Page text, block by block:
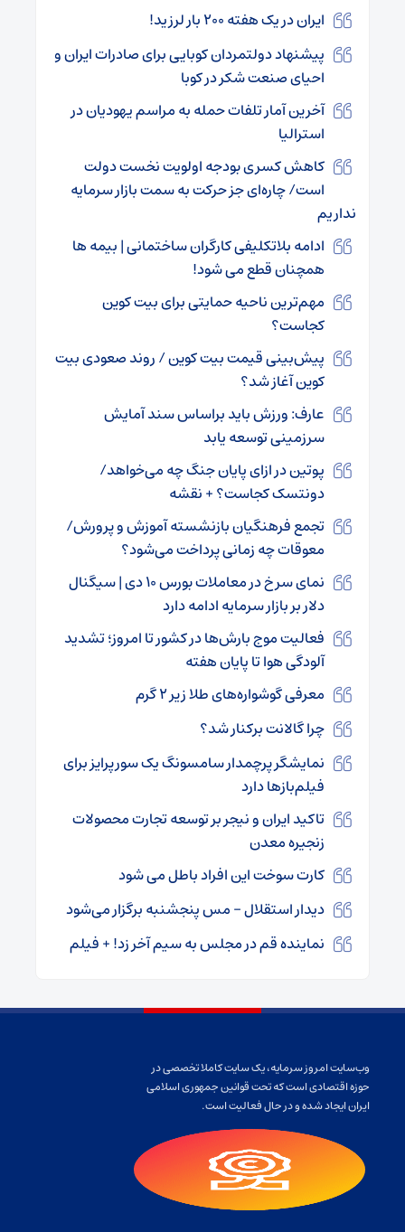
ایران در یک هفته ۲۰۰ بار لرزید!
پیشنهاد دولتمردان کوبایی برای صادرات ایران و
احیای صنعت شکر در کوبا
آخرین آمار تلفات حمله به مراسم یهودیان در
استرالیا
کاهش کسری بودجه اولویت نخست دولت
است/ چاره‌ای جز حرکت به سمت بازار سرمایه
نداریم
ادامه بلاتکلیفی کارگران ساختمانی | بیمه ها
همچنان قطع می شود!
مهم‌ترین ناحیه حمایتی برای بیت کوین
کجاست؟
پیش‌بینی قیمت بیت کوین / روند صعودی بیت
کوین آغاز شد؟
عارف: ورزش باید براساس سند آمایش
سرزمینی توسعه یابد
پوتین در ازای پایان جنگ چه می‌خواهد/
دونتسک کجاست؟ + نقشه
تجمع فرهنگیان بازنشسته آموزش و پرورش/
معوقات چه زمانی پرداخت می‌شود؟
نمای سرخ در معاملات بورس ۱۰ دی | سیگنال
دلار بر بازار سرمایه ادامه دارد
فعالیت موج بارش‌ها در کشور تا امروز؛ تشدید
آلودگی هوا تا پایان هفته
معرفی گوشواره‌های طلا زیر ۲ گرم
چرا گالانت برکنار شد؟
نمایشگر پرچمدار سامسونگ یک سورپرایز برای
فیلم‌بازها دارد
تاکید ایران و نیجر بر توسعه تجارت محصولات
زنجیره معدن
کارت سوخت این افراد باطل می‌ شود
دیدار استقلال – مس پنجشنبه برگزار می‌شود
نماینده قم در مجلس به سیم آخر زد! + فیلم
وب‌سایت امروز سرمایه، یک سایت کاملا تخصصی در
حوزه اقتصادی است که تحت قوانین جمهوری اسلامی
ایران ایجاد شده و در حال فعالیت است.